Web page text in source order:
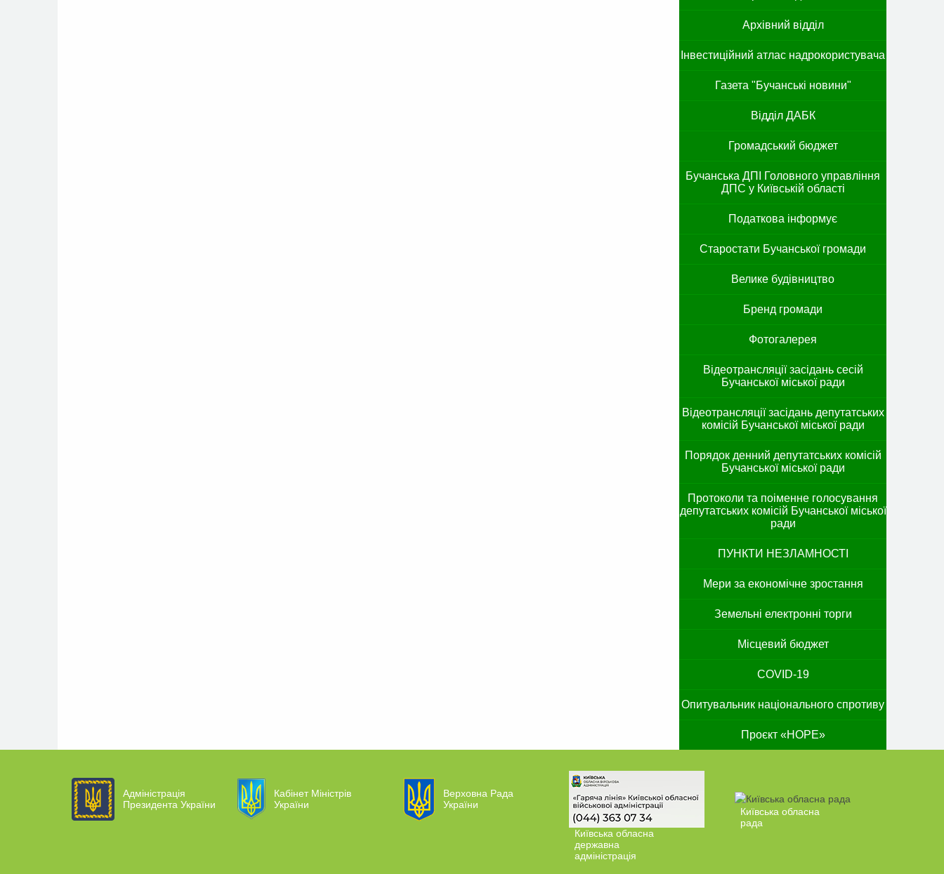
Архівний відділ
Інвестиційний атлас надрокористувача
Газета "Бучанські новини"
Відділ ДАБК
Громадський бюджет
Бучанська ДПІ Головного управління
ДПС у Київській області
Податкова інформує
Старостати Бучанської громади
Велике будівництво
Бренд громади
Фотогалерея
Відеотрансляції засідань сесій
Бучанської міської ради
Відеотрансляції засідань депутатських
комісій Бучанської міської ради
Порядок денний депутатських комісій
Бучанської міської ради
Протоколи та поіменне голосування
депутатських комісій Бучанської міської
ради
ПУНКТИ НЕЗЛАМНОСТІ
Мери за економічне зростання
Земельні електронні торги
Місцевий бюджет
COVID-19
Опитувальник національного спротиву
Проєкт «HOPE»
Адміністрація
Президента України
Кабінет Міністрів
України
Верховна Рада
України
Київська обласна
державна
адміністрація
Київська обласна
рада